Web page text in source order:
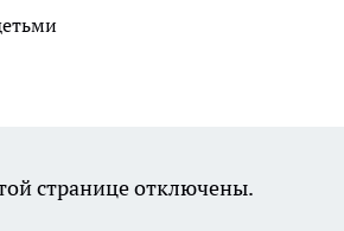
странице отключены.